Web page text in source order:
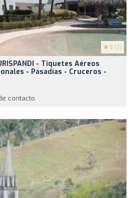
5 (2)
- Tiquetes Aéreos
- Pasadías - Cruceros -
contacto